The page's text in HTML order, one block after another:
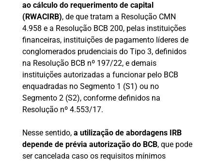
ao cálculo do requerimento de capital
(RWACIRB), de que tratam a Resolução CMN
4.958 e a Resolução BCB 200, pelas instituições
financeiras, instituições de pagamento líderes de
conglomerados prudenciais do Tipo 3, definidos
na Resolução BCB nº 197/22, e demais
instituições autorizadas a funcionar pelo BCB
enquadradas no Segmento 1 (S1) ou no
Segmento 2 (S2), conforme definidos na
Resolução nº 4.553/17.
Nesse sentido, a utilização de abordagens IRB
depende de prévia autorização do BCB, que pode
ser cancelada caso os requisitos mínimos